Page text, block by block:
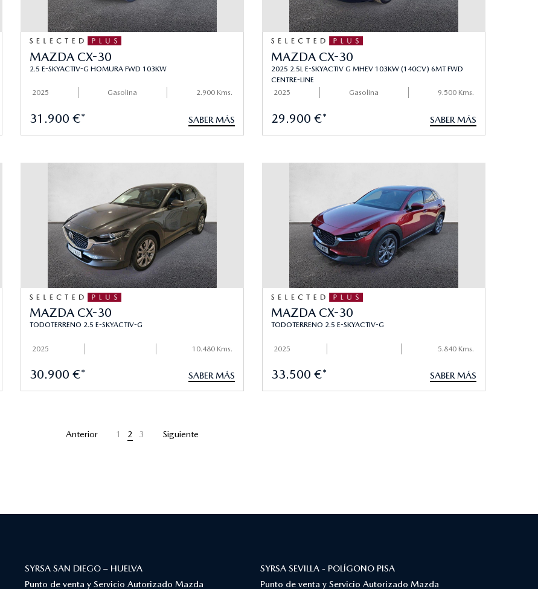
MAZDA CX-30
2.5 E-SKYACTIV-G HOMURA FWD 103KW
2025 Gasolina 2.900 Kms.
31.900 €* SABER MÁS
MAZDA CX-30
2025 2.5L E-SKYACTIV G MHEV 103KW (140CV) 6MT FWD
CENTRE-LINE
2025
Gasolina 9.500 Kms.
29.900 €* SABER MÁS
MAZDA CX-30
TODOTERRENO 2.5 E-SKYACTIV-G
2025 10.480 Kms.
30.900 €* SABER MÁS
MAZDA CX-30
TODOTERRENO 2.5 E-SKYACTIV-G
2025 5.840 Kms.
33.500 €* SABER MÁS
Anterior 1 2 3 Siguiente
SYRSA SAN DIEGO – HUELVA
Punto de venta y Servicio Autorizado Mazda
SYRSA SEVILLA - POLÍGONO PISA
Punto de venta y Servicio Autorizado Mazda